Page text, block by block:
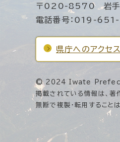
〒020-8570 岩手
電話番号：019-651-
県庁へのアクセス
© 2024 Iwate
掲載されている情報は、著
無断で複製・転用すること